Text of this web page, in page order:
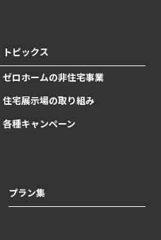
トピックス
ゼロホームの非住宅事業
住宅展示場の取り組み
各種キャンペーン
プラン集